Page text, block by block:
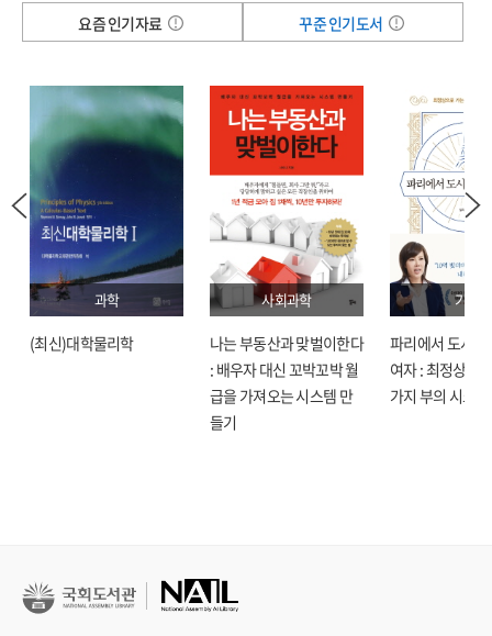
요즘 인기자료
꾸준 인기도서
과학
(최신)대학물리학
사회과학
나는 부동산과 맞벌이한다
: 배우자 대신 꼬박꼬박 월
급을 가져오는 시스템 만
들기
기술
파리에서 도시락
여자 : 최정상으
가지 부의 시크릿